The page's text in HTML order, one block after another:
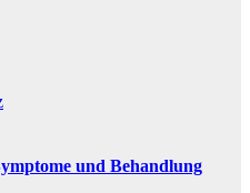
und Behandlung